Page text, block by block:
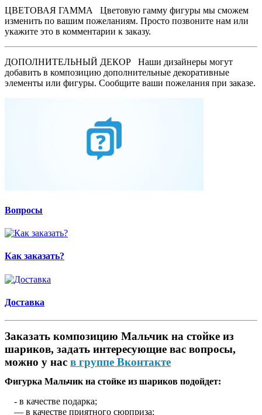
ЦВЕТОВАЯ ГАММА
Цветовую гамму фигуры мы сможем
изменить по вашим пожеланиям. Просто позвоните нам или
укажите это в комментарии к заказу.
ДОПОЛНИТЕЛЬНЫЙ ДЕКОР Наши дизайнеры могут
добавить в композицию дополнительные декоративные
элементы или фигуры. Сообщите ваши пожелания при заказе.
Вопросы
Как заказать?
Доставка
Заказать композицию Мальчик на стойке из
шариков, задать интересующие вас вопросы,
можно у нас в группе Вконтакте
Фигурка Мальчик на стойке из шариков подойдет:
- в качестве подарка;
— в качестве приятного сюрприза;